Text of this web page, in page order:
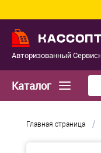
Авторизованный
Каталог
Главная страница /